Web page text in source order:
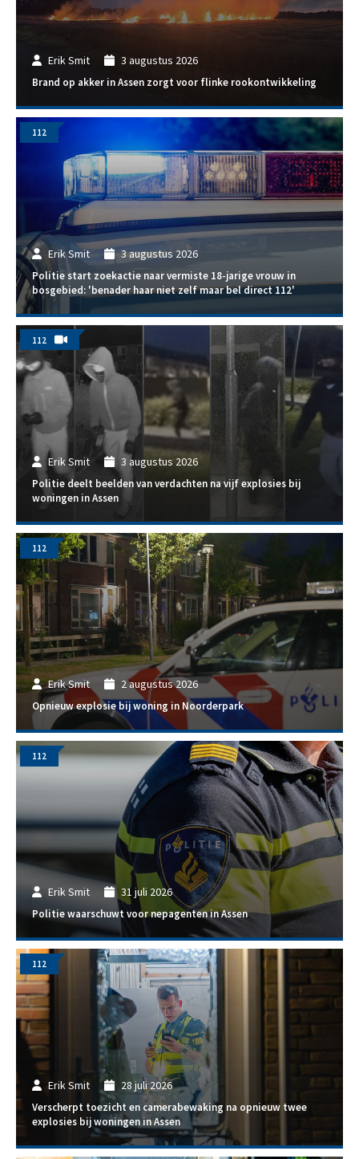
Erik Smit 3 augustus 2026
Brand op akker in Assen zorgt voor flinke rookontwikkeling
Erik Smit 3 augustus 2026
Politie start zoekactie naar vermiste 18-jarige vrouw in
bosgebied: 'benader haar niet zelf maar bel direct 112'
112
Erik Smit 3 augustus 2026
Politie deelt beelden van verdachten na vijf explosies bij
woningen in Assen
112
Erik Smit 2 augustus 2026
Opnieuw explosie bij woning in Noorderpark
112
Erik Smit 31 juli 2026
Politie waarschuwt voor nepagenten in Assen
112
Erik Smit 28 juli 2026
Verscherpt toezicht en camerabewaking na opnieuw twee
explosies bij woningen in Assen
112